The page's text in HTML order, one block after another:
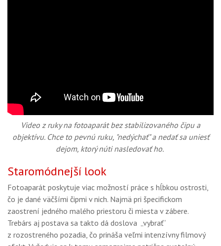
Video z ruky na fotoaparát bez stabilizovaného čipu a
objektívu. Chce to pevnú ruku, "nedýchať" a nedať sa uniesť
dejom, ktorý núti nasledovať ho.
Staromódnejší look
Fotoaparát poskytuje viac možností práce s hĺbkou ostrosti,
čo je dané väčšími čipmi v nich. Najmä pri špecifickom
zaostrení jedného malého priestoru či miesta v zábere.
Trebárs aj postava sa takto dá doslova „vybrať“
z rozostreného pozadia, čo prináša veľmi intenzívny filmový